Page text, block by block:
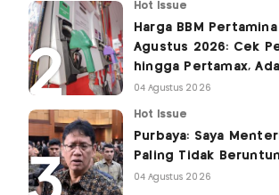
Hot Issue
Harga BBM
Agustus 2026: Cek
hingga Pertamax,
04 Agustus 2026
Hot Issue
Purbaya: Saya
Paling Tidak
04 Agustus 2026